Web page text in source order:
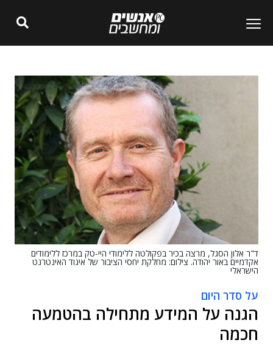
ד"ר אלון הסגל, מרצה בכיר בפקולטה ללימודי היי-טק במרכז ללימודים
אקדמיים באור יהודה. צילום: מחלקת יחסי הציבור של איגוד האינטרנט
הישראלי
על סדר היום
הגנה על המידע מתחילה בהטמעה
חכמה